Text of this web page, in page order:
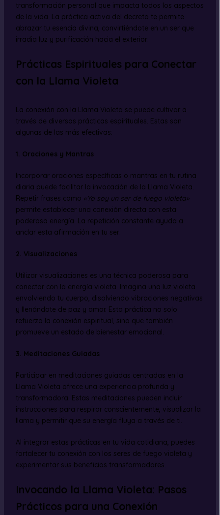
transformación personal que impacta todos los aspectos
de la vida. La práctica activa del decreto te permite
abrazar tu esencia divina, convirtiéndote en un ser que
irradia luz y purificación hacia el exterior.
Prácticas Espirituales para Conectar
con la Llama Violeta
La conexión con la Llama Violeta se puede cultivar a
través de diversas prácticas espirituales. Estas son
algunas de las más efectivas:
1. Oraciones y Mantras
Incorporar oraciones específicas o mantras en tu rutina
diaria puede facilitar la invocación de la Llama Violeta.
Repetir frases como «Yo soy un ser de fuego violeta»
permite establecer una conexión directa con esta
poderosa energía. La repetición constante ayuda a
anclar esta afirmación en tu ser.
2. Visualizaciones
Utilizar visualizaciones es una técnica poderosa para
conectar con la energía violeta. Imagina una luz violeta
envolviendo tu cuerpo, disolviendo vibraciones negativas
y llenándote de paz y amor. Esta práctica no solo
refuerza la conexión espiritual, sino que también
promueve un estado de bienestar emocional.
3. Meditaciones Guiadas
Participar en meditaciones guiadas centradas en la
Llama Violeta ofrece una experiencia profunda y
transformadora. Estas meditaciones pueden incluir
instrucciones para respirar conscientemente, visualizar la
llama y permitir que su energía fluya a través de ti.
Al integrar estas prácticas en tu vida cotidiana, puedes
fortalecer tu conexión con los seres de fuego violeta y
experimentar sus beneficios transformadores.
Invocando la Llama Violeta: Pasos
Prácticos para una Conexión